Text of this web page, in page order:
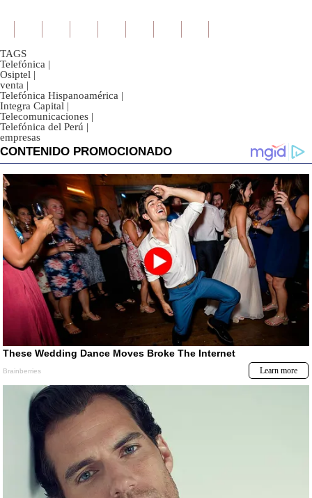
TAGS
Telefónica |
Osiptel |
venta |
Telefónica Hispanoamérica |
Integra Capital |
Telecomunicaciones |
Telefónica del Perú |
empresas